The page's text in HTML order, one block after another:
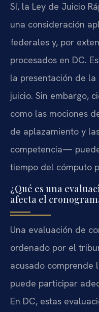
Sí, la Ley de Juicio
una consideración
federales y, por
procesados en DC.
la presentación de
juicio. Sin embargo,
como las mociones
de aplazamiento y
competencia—
tiempo del cómputo
¿Qué es una
afecta el
Una evaluación de
ordenado por el
acusado comprende
puede participar
En DC, estas